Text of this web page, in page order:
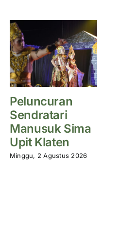
Peluncuran
Sendratari
Manusuk Sima
Upit Klaten
Minggu, 2 Agustus 2026